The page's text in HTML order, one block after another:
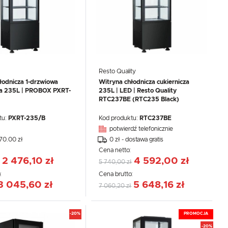
1-drzwiowa
235L | PROBOX PXRT-
PXRT-235/B
zł
2 476,10 zł
045,60 zł
Resto Quality
Witryna chłodnicza cukiernicza
235L | LED | Resto Quality
RTC237BE (RTC235 Black)
Kod produktu: RTC237BE
potwierdź telefonicznie
0 zł - dostawa gratis
Cena netto:
5 740,00 zł 4 592,00 zł
Cena brutto:
7 060,20 zł 5 648,16 zł
-20% PROMOCJA
-20%